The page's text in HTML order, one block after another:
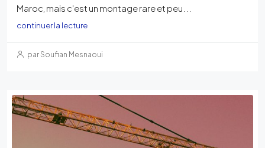
Maroc, mais c'est un montage rare et peu...
continuer la lecture
par Soufian Mesnaoui